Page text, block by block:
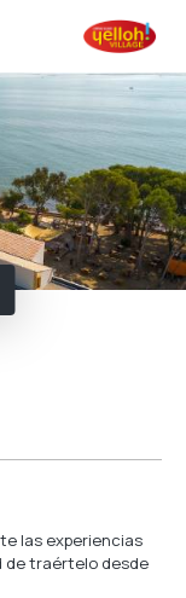
las experiencias
de traértelo desde